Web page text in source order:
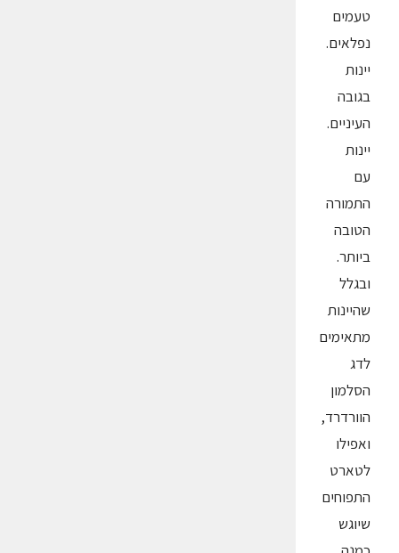
טעמים
נפלאים.
יינות
בגובה
העיניים.
יינות
עם
התמורה
הטובה
ביותר.
ובגלל
שהיינות
מתאימים
לדג
הסלמון
הוורדרד,
ואפילו
לטארט
התפוחים
שיוגש